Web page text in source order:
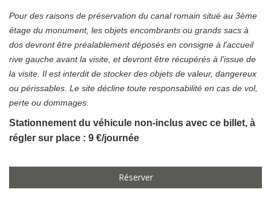
Pour des raisons de préservation du canal romain situé au 3ème
étage du monument, les objets encombrants ou grands sacs à
dos devront être préalablement déposés en consigne à l'accueil
rive gauche avant la visite, et devront être récupérés à l'issue de
la visite. Il est interdit de stocker des objets de valeur, dangereux
ou périssables. Le site décline toute responsabilité en cas de vol,
perte ou dommages.
Stationnement du véhicule non-inclus avec ce billet, à
régler sur place : 9 €/journée
Réserver